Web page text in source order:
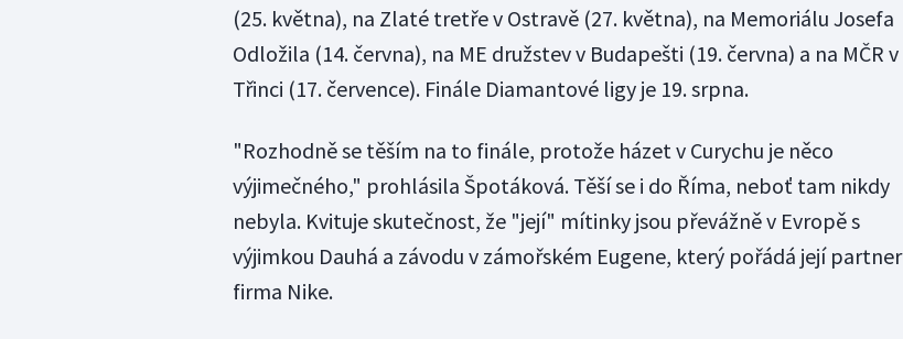
(25. května), na Zlaté tretře v Ostravě (27. května), na Memoriálu Josefa
Odložila (14. června), na ME družstev v Budapešti (19. června) a na MČR v
Třinci (17. července). Finále Diamantové ligy je 19. srpna.
"Rozhodně se těším na to finále, protože házet v Curychu je něco
výjimečného," prohlásila Špotáková. Těší se i do Říma, neboť tam nikdy
nebyla. Kvituje skutečnost, že "její" mítinky jsou převážně v Evropě s
výjimkou Dauhá a závodu v zámořském Eugene, který pořádá její partner
firma Nike.